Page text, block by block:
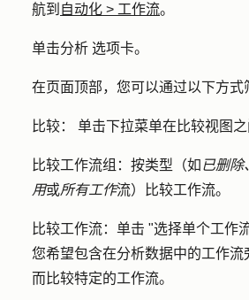
航到 自动化 > 工作流。
单击分析 选项卡。
在页面顶部，您可以通过以下方式
比较： 单击下拉菜单在比较视图之
比较工作流组： 按类型（如 已删除
用或所有工作流）比较工作流。
比较工作流： 单击 "选择单个工作
您希望包含在分析数据中的工作流
而比较特定的工作流。